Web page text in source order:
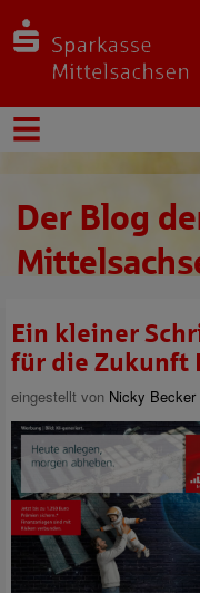
Der Blog
Ein kleiner
für die Zukunft
eingestellt von Nicky Becker